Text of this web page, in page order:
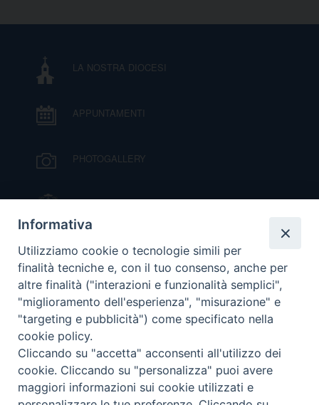
DOVE SIAMO
PRIVACY
COOKIE POLICY
LA NOSTRA DIOCESI
APPUNTAMENTI
PHOTOGALLERY
IL VESCOVO MONS. ORAZIO FRANCESCO
PIAZZA
VIDEOGALLERY
ORARI S. MESSE
MODULISTICA
PODCAST
Informativa
Utilizziamo cookie o tecnologie simili per
finalità tecniche e, con il tuo consenso, anche per
altre finalità ("interazioni e funzionalità semplici",
"miglioramento dell'esperienza", "misurazione" e
"targeting e pubblicità") come specificato nella
cookie policy.
Cliccando su "accetta" acconsenti all'utilizzo dei
cookie. Cliccando su "personalizza" puoi avere
maggiori informazioni sui cookie utilizzati e